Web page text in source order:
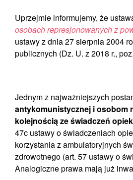
Uprzejmie informujemy, że
osobach represjonowanych z
ustawy z dnia 27 sierpnia 2004
publicznych (Dz. U. z 2018 r.,
Jednym z najważniejszych
antykomunistycznej i osobom
kolejnością ze świadczeń
47c ustawy o świadczeniach
korzystania z ambulatoryjnych
zdrowotnego (art. 57 ustawy o
Analogiczne prawa mają już